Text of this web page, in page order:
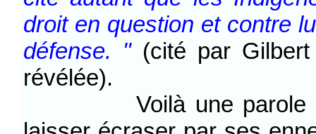
droit en question et contre
défense. " (cité par
révélée).
Voilà une parole